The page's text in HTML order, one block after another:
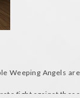
Weeping Angels are
fight against these